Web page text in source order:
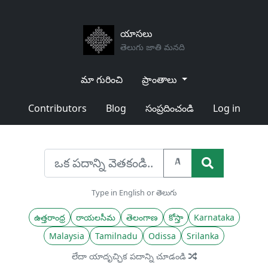
యాసలు
తెలుగు జాతి మనది
మా గురించి ప్రాంతాలు
Contributors Blog సంప్రదించండి Log in
A
Type in English or తెలుగు
ఉత్తరాంధ్ర రాయలసీమ తెలంగాణ కోస్తా
Karnataka
Malaysia
Tamilnadu Odissa
Srilanka
లేదా యాదృచ్ఛిక పదాన్ని చూడండి